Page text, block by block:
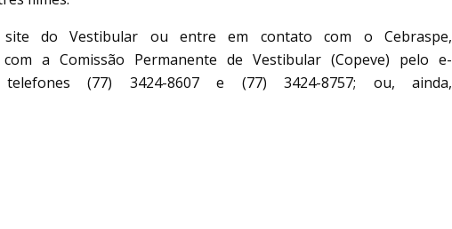
site do Vestibular ou entre em contato com o Cebraspe,
com a Comissão Permanente de Vestibular (Copeve) pelo e-
telefones (77) 3424-8607 e (77) 3424-8757; ou, ainda,